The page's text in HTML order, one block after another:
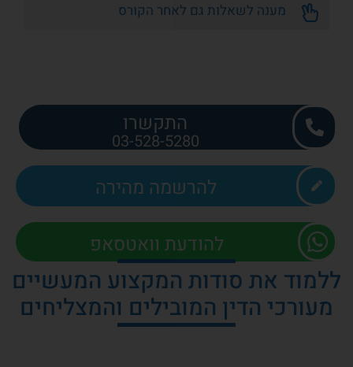
מענה לשאלות גם לאחר הקורס
התקשרו
03-528-5280
להרשמה מהירה
להודעת וואטסאפ
ללמוד את סודות המקצוע המעשיים
מעורכי הדין המובילים והמצליחים